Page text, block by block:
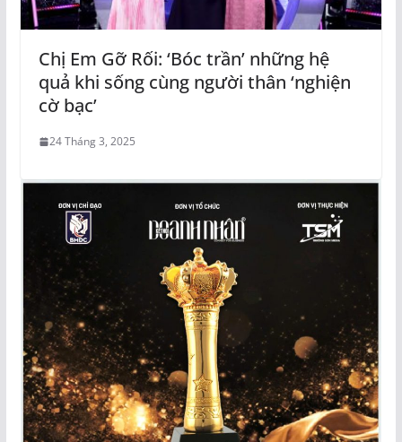
Chị Em Gỡ Rối: ‘Bóc trần’ những hệ
quả khi sống cùng người thân ‘nghiện
cờ bạc’
24 Tháng 3, 2025